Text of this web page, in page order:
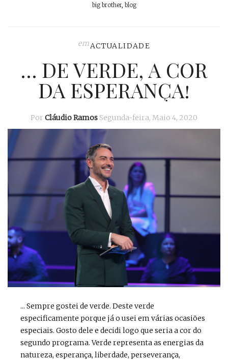
big brother, blog
emACTUALIDADE
… DE VERDE, A COR
DA ESPERANÇA!
Por Cláudio Ramos Segunda-feira, Maio 4, 2020
... Sempre gostei de verde. Deste verde
especificamente porque já o usei em várias ocasiões
especiais. Gosto dele e decidi logo que seria a cor do
segundo programa. Verde representa as energias da
natureza, esperança, liberdade, perseverança,